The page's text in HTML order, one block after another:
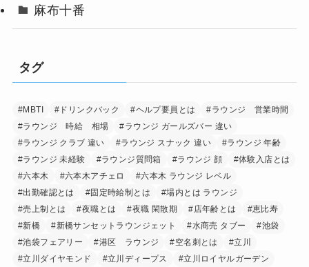
麻布十番
タグ
#MBTI #ドリンクバック #ヘルプ要員とは
#ラウンジ 営業時間
#ラウンジ 時給 相場
#ラウンジ ガールズバー 違い
#ラウンジ クラブ 違い
#ラウンジ スナック 違い
#ラウンジ 年齢
#ラウンジ 未経験
#ラウンジ質問箱 #ラウンジ 顔
#体験入店とは
#六本木
#六本木アチェロ
#六本木 ラウンジ レベル
#出勤確認とは
#固定時給制とは
#場内とは ラウンジ
#売上制とは
#夜職とは #夜職 閑散期 #店年齢とは
#恵比寿
#新橋
#新橋サンセットラウンジェット #水商売 タブー
#池袋
#池袋フェアリー
#港区 ラウンジ #空名刺とは
#立川
#立川ダイヤモンド
#立川ディープス
#立川ロイヤルガーデン